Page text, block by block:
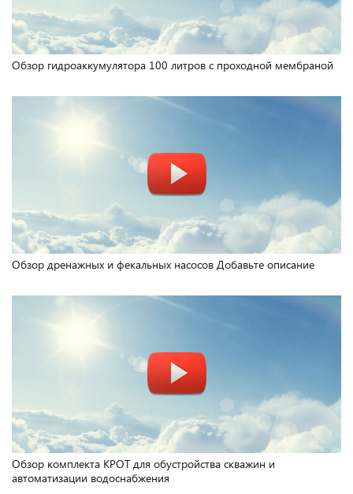
Обзор гидроаккумулятора 100 литров с проходной мембраной
Обзор дренажных и фекальных насосов Добавьте описание
Обзор комплекта КРОТ для обустройства скважин и
автоматизации водоснабжения